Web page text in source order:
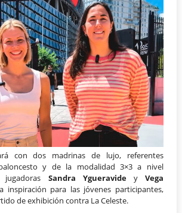
con dos madrinas de lujo, referentes
y de la modalidad 3×3 a nivel
jugadoras Sandra Ygueravidey Vega
inspiración para las jóvenes participantes,
de exhibición contra La Celeste.